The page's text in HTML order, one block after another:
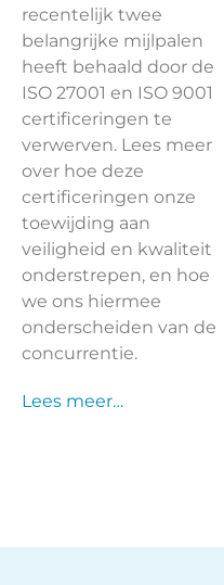
recentelijk twee
belangrijke mijlpalen
heeft behaald door de
ISO 27001 en ISO 9001
certificeringen te
verwerven. Lees meer
over hoe deze
certificeringen onze
toewijding aan
veiligheid en kwaliteit
onderstrepen, en hoe
we ons hiermee
onderscheiden van de
concurrentie.
Lees meer…